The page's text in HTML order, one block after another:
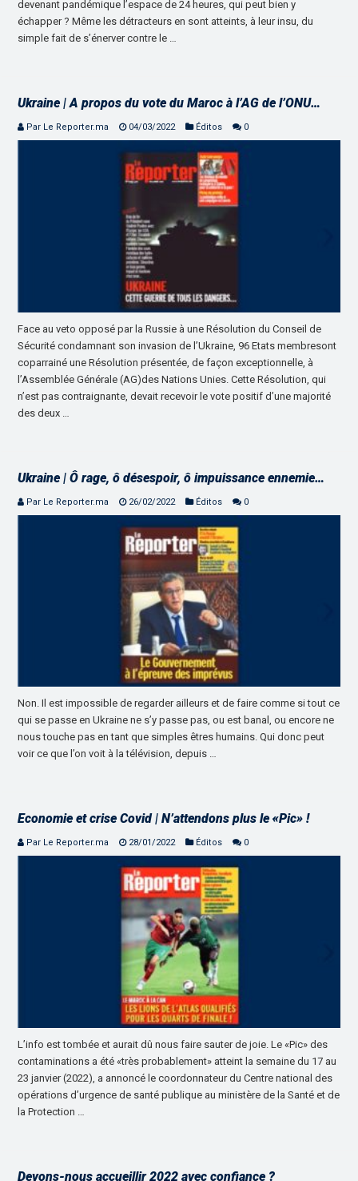
devenant pandémique l’espace de 24 heures, qui peut bien y
échapper ? Même les détracteurs en sont atteints, à leur insu, du
simple fait de s’énerver contre le …
Ukraine | A propos du vote du Maroc à l’AG de l’ONU…
Par Le Reporter.ma 04/03/2022 Éditos 0
Face au veto opposé par la Russie à une Résolution du Conseil de
Sécurité condamnant son invasion de l’Ukraine, 96 Etats membresont
coparrainé une Résolution présentée, de façon exceptionnelle, à
l’Assemblée Générale (AG)des Nations Unies. Cette Résolution, qui
n’est pas contraignante, devait recevoir le vote positif d’une majorité
des deux …
Ukraine | Ô rage, ô désespoir, ô impuissance ennemie…
Par Le Reporter.ma 26/02/2022 Éditos 0
Non. Il est impossible de regarder ailleurs et de faire comme si tout ce
qui se passe en Ukraine ne s’y passe pas, ou est banal, ou encore ne
nous touche pas en tant que simples êtres humains. Qui donc peut
voir ce que l’on voit à la télévision, depuis …
Economie et crise Covid | N’attendons plus le «Pic» !
Par Le Reporter.ma 28/01/2022 Éditos 0
L’info est tombée et aurait dû nous faire sauter de joie. Le «Pic» des
contaminations a été «très probablement» atteint la semaine du 17 au
23 janvier (2022), a annoncé le coordonnateur du Centre national des
opérations d’urgence de santé publique au ministère de la Santé et de
la Protection …
Devons-nous accueillir 2022 avec confiance ?